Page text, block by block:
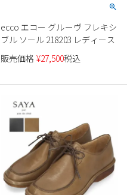
ecco エコー グルーヴ フレキシ
ブル ソール 218203 レディース
販売価格 ¥27,500税込